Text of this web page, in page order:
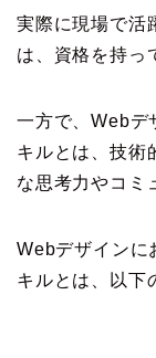
実際に現場で活
は、資格を持っ
一方で、Webデ
キルとは、技術
な思考力やコミ
Webデザインに
キルとは、以下